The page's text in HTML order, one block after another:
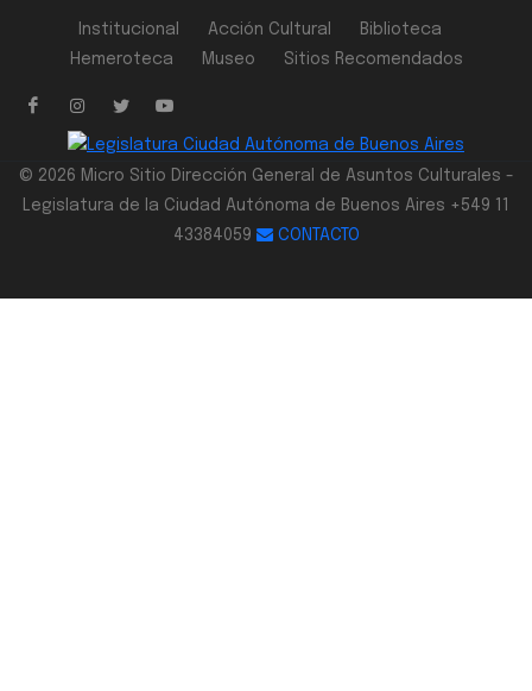
Institucional Acción Cultural
Biblioteca
Hemeroteca
Museo Sitios Recomendados
© 2026 Micro Sitio Dirección General de Asuntos Culturales -
Legislatura de la Ciudad Autónoma de Buenos Aires +549 11
43384059
CONTACTO